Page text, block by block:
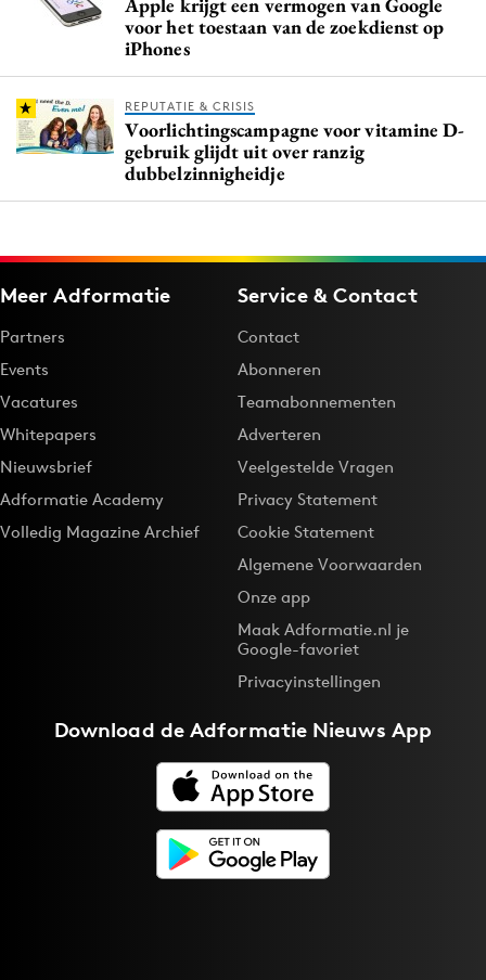
voor het toestaan van de zoekdienst op
iPhones
REPUTATIE & CRISIS
Voorlichtingscampagne voor vitamine D-
gebruik glijdt uit over ranzig
dubbelzinnigheidje
Meer Adformatie
Partners
Events
Vacatures
Whitepapers
Nieuwsbrief
Adformatie Academy
Volledig Magazine Archief
Service & Contact
Contact
Abonneren
Teamabonnementen
Adverteren
Veelgestelde Vragen
Privacy Statement
Cookie Statement
Algemene Voorwaarden
Onze app
Maak Adformatie.nl je
Google-favoriet
Privacyinstellingen
Download deAdformatie Nieuws App